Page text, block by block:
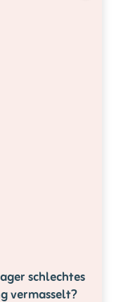
schlechtes
vermasselt?